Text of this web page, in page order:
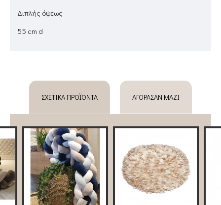
Διπλής όψεως
55 cm d
ΣΧΕΤΙΚΆ ΠΡΟΪΌΝΤΑ ΑΓΌΡΑΣΑΝ ΜΑΖΊ